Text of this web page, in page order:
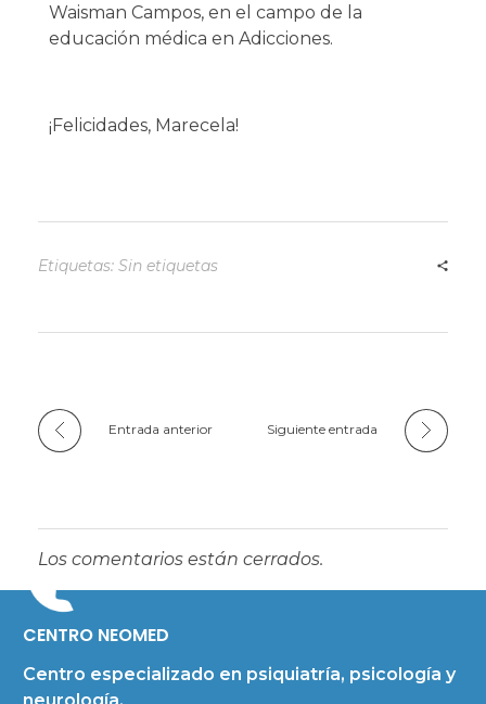
Waisman Campos, en el campo de la
educación médica en Adicciones.
¡Felicidades, Marecela!
Etiquetas: Sin etiquetas
Entrada anterior Siguiente entrada
Los comentarios están cerrados.
CENTRO NEOMED
Centro especializado en psiquiatría, psicología y
neurología.